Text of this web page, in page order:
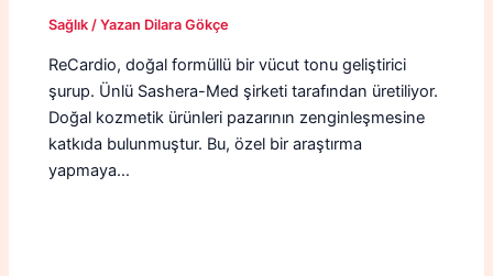
Sağlık / Yazan Dilara Gökçe
ReCardio, doğal formüllü bir vücut tonu geliştirici
şurup. Ünlü Sashera-Med şirketi tarafından üretiliyor.
Doğal kozmetik ürünleri pazarının zenginleşmesine
katkıda bulunmuştur. Bu, özel bir araştırma
yapmaya…